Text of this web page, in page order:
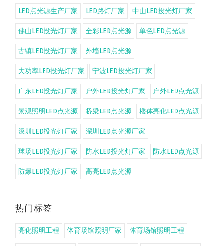
LED点光源生产厂家 LED路灯厂家 中山LED投光灯厂家
佛山LED投光灯厂家 全彩LED点光源 单色LED点光源
古镇LED投光灯厂家 外墙LED点光源
大功率LED投光灯厂家 宁波LED投光灯厂家
广东LED投光灯厂家 户外LED投光灯厂家 户外LED点光源
景观照明LED点光源 桥梁LED点光源 楼体亮化LED点光源
深圳LED投光灯厂家 深圳LED点光源厂家
球场LED投光灯厂家 防水LED投光灯厂家 防水LED点光源
防爆LED投光灯厂家 高亮LED点光源
热门标签
亮化照明工程 体育场馆照明厂家 体育场馆照明工程